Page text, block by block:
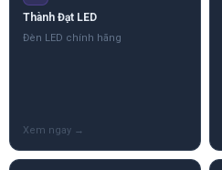
Thành Đạt LED
Đèn LED chính hãng